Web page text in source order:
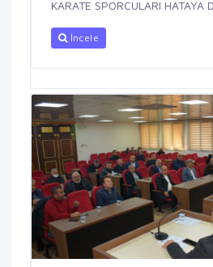
KARATE SPORCULARI HATAYA
İncele